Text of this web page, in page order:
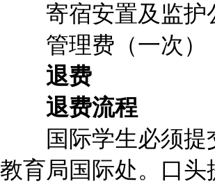
寄宿安置及监护
管理费（一次）
退费
退费流程
国际学生必须提
教育局国际处。口